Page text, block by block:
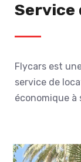
Service
Flycars est
service de
économique à